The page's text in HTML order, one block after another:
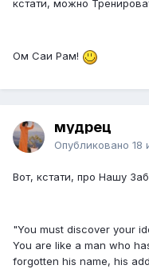
кстати, можно
Ом Саи Рам!
мудрец
Опубликовано 18
Вот, кстати, про Нашу
"You must discover your
You are like a man who
forgotten his name, his